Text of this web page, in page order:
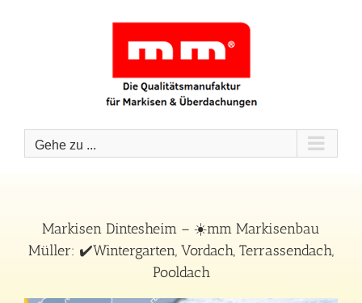
Gehe zu ...
Markisen Dintesheim – ☀️mm Markisenbau
Müller: ✔️Wintergarten, Vordach, Terrassendach,
Pooldach